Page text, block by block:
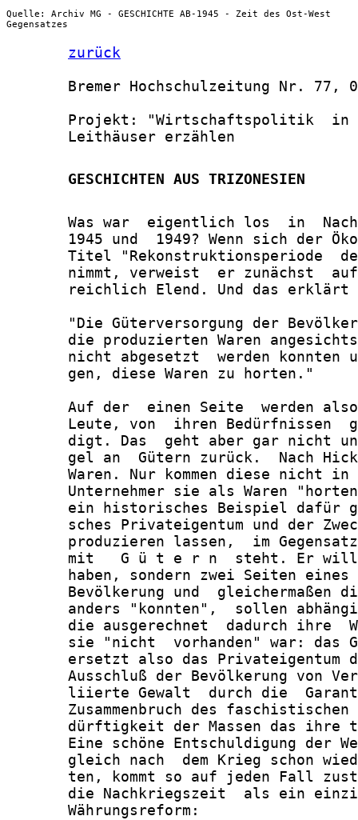
Quelle: Archiv MG - GESCHICHTE AB-1945 - Zeit des Ost-West
Gegensatzes
zurück
Bremer Hochschulzeitung Nr. 77,
Projekt: "Wirtschaftspolitik
       Leithäuser erzählen
       GESCHICHTEN AUS TRIZONESIEN
Was war  eigentlich los  in
1945 und  1949? Wenn sich der
Titel "Rekonstruktionsperiode
nimmt, verweist  er zunächst
reichlich Elend. Und das erklärt
"Die Güterversorgung der
die produzierten Waren
nicht abgesetzt  werden konnten
       gen, diese Waren zu horten."
Auf der  einen Seite  werden
Leute, von  ihren Bedürfnissen
digt. Das  geht aber gar nicht
gel an  Gütern zurück.  Nach
Waren. Nur kommen diese nicht
Unternehmer sie als Waren
ein historisches Beispiel dafür
sches Privateigentum und der
produzieren lassen,  im
mit   G ü t e r n  steht. Er
haben, sondern zwei Seiten
Bevölkerung und  gleichermaßen
anders "konnten",  sollen
die ausgerechnet  dadurch ihre
sie "nicht  vorhanden" war: das
ersetzt also das Privateigentum
Ausschluß der Bevölkerung von
liierte Gewalt  durch die
Zusammenbruch des
dürftigkeit der Massen das ihre
Eine schöne Entschuldigung der
gleich nach  dem Krieg schon
ten, kommt so auf jeden Fall
die Nachkriegszeit  als ein
       Währungsreform: